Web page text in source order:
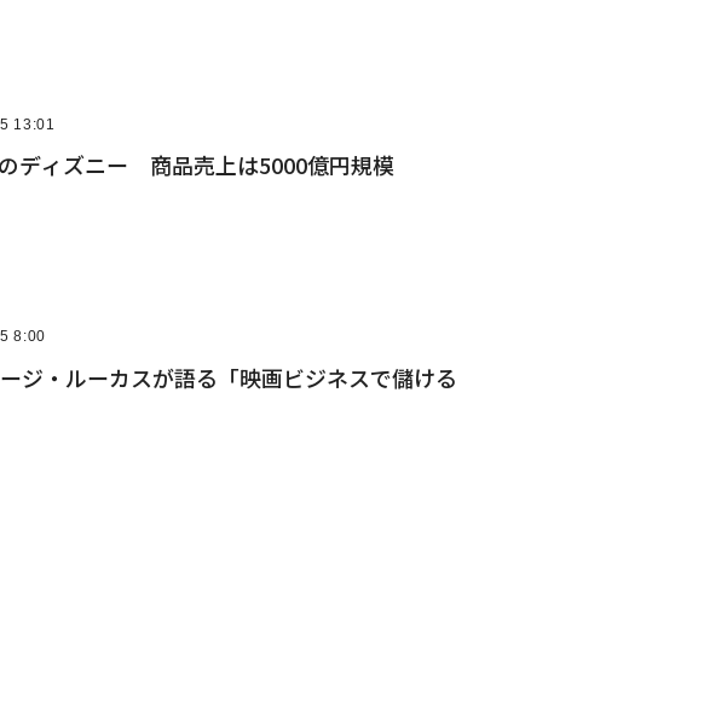
13:01
のディズニー 商品売上は5000億円規模
8:00
ジ・ルーカスが語る「映画ビジネスで儲ける